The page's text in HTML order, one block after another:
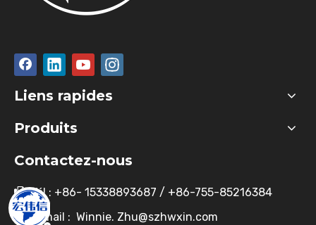
Liens rapides
Produits
Contactez-nous
Tél : +86- 15338893687 / +86-755-85216384
E-mail : Winnie. Zhu@szhwxin.com